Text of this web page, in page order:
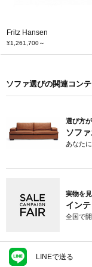
Fritz Hansen
¥1,261,700～
ソファ選びの関連コン
選び方
ソフ
あなた
実物を
イン
全国で
LINEで送る